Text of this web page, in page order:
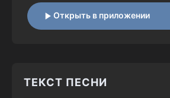
Открыть в приложении
ТЕКСТ ПЕСНИ